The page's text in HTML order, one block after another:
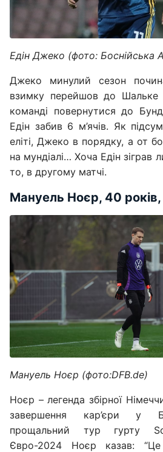
Едін Джеко (фото: Боснійська
Джеко минулий сезон
взимку перейшов до Шальке
команді повернутися до
Едін забив 6 м’ячів. Як
еліті, Джеко в порядку, а от
на мундіалі… Хоча Едін
то, в другому матчі.
Мануель Ноєр, 40 років,
Мануель Ноєр (фото:DFB.de)
Ноєр – легенда збірної
завершення кар’єри у
прощальний тур гурту
Євро-2024 Ноєр казав: